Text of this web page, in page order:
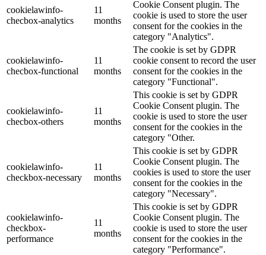
cookielawinfo-
checbox-analytics
11
months
Cookie Consent plugin. The
cookie is used to store the user
consent for the cookies in the
category "Analytics".
cookielawinfo-
checbox-functional
11
months
The cookie is set by GDPR
cookie consent to record the user
consent for the cookies in the
category "Functional".
cookielawinfo-
checbox-others
11
months
This cookie is set by GDPR
Cookie Consent plugin. The
cookie is used to store the user
consent for the cookies in the
category "Other.
cookielawinfo-
checkbox-necessary
11
months
This cookie is set by GDPR
Cookie Consent plugin. The
cookies is used to store the user
consent for the cookies in the
category "Necessary".
cookielawinfo-
checkbox-
performance
11
months
This cookie is set by GDPR
Cookie Consent plugin. The
cookie is used to store the user
consent for the cookies in the
category "Performance".